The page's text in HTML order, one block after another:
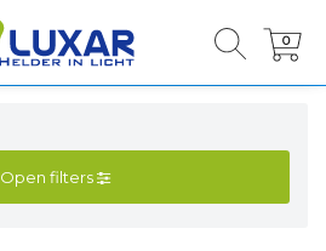
0
0
Open filters